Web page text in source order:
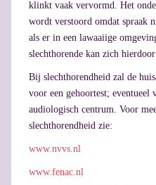
klinkt vaak vervormd. Het
wordt verstoord omdat spraak
als er in een lawaaiige
slechthorende kan zich
Bij slechthorendheid zal de
voor een gehoortest; eventueel
audiologisch centrum. Voor
slechthorendheid zie:
www.nvvs.nl
www.fenac.nl